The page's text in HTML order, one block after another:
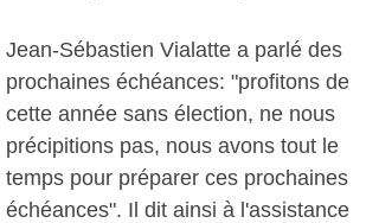
Jean-Sébastien Vialatte a parlé des
prochaines échéances: "profitons de
cette année sans élection, ne nous
précipitions pas, nous avons tout le
temps pour préparer ces prochaines
échéances". Il dit ainsi à l'assistance